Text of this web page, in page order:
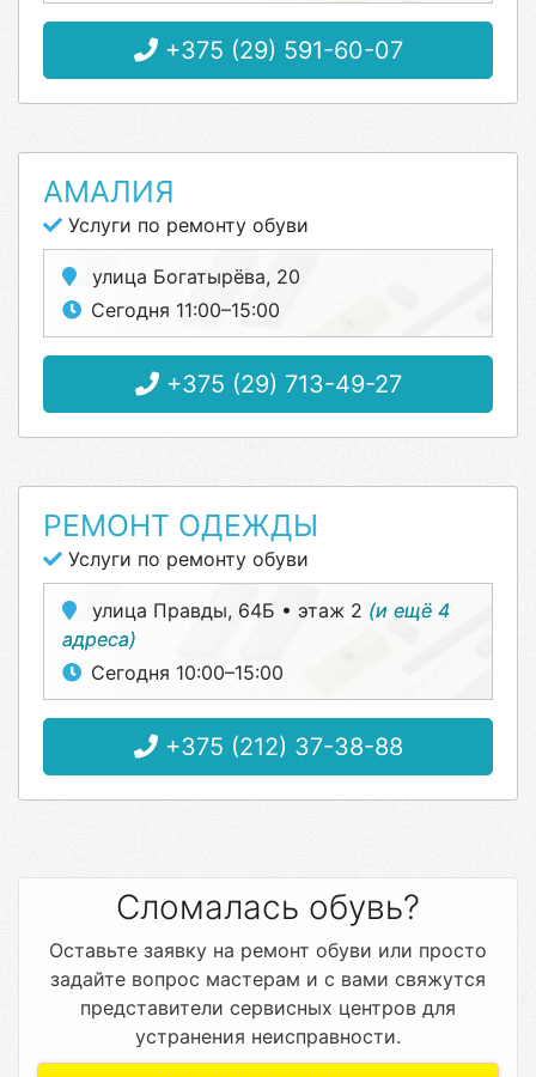
+375 (29) 591-60-07
АМАЛИЯ
Услуги по ремонту обуви
улица Богатырёва, 20
Сегодня 11:00–15:00
+375 (29) 713-49-27
РЕМОНТ ОДЕЖДЫ
Услуги по ремонту обуви
улица Правды, 64Б • этаж 2 (и ещё 4
адреса)
Сегодня 10:00–15:00
+375 (212) 37-38-88
Сломалась обувь?
Оставьте заявку на ремонт обуви или просто
задайте вопрос мастерам и с вами свяжутся
представители сервисных центров для
устранения неисправности.